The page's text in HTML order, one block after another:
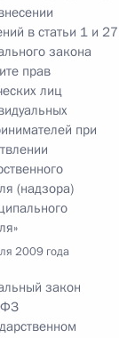
в статьи 1 и 27
закона
прав
лиц
при
(надзора)
2009 года
закон